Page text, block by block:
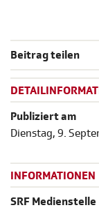
Beitrag teilen
Publiziert am
Dienstag, 9.
INFORMATIONEN
SRF Medienstelle